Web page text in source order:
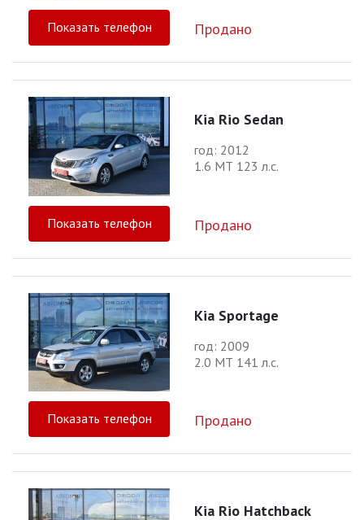
Показать телефон Продано
Kia Rio Sedan
год: 2012
1.6 МТ 123 л.с.
Показать телефон Продано
Kia Sportage
год: 2009
2.0 МТ 141 л.с.
Показать телефон Продано
Kia Rio Hatchback